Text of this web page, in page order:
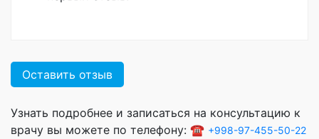
Оставить отзыв
Узнать подробнее и записаться на консультацию к
врачу вы можете по телефону: ☎️ +998-97-455-50-22